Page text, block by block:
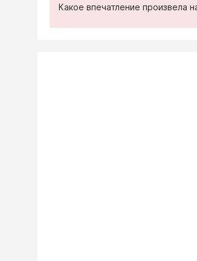
Какое впечатление произвела